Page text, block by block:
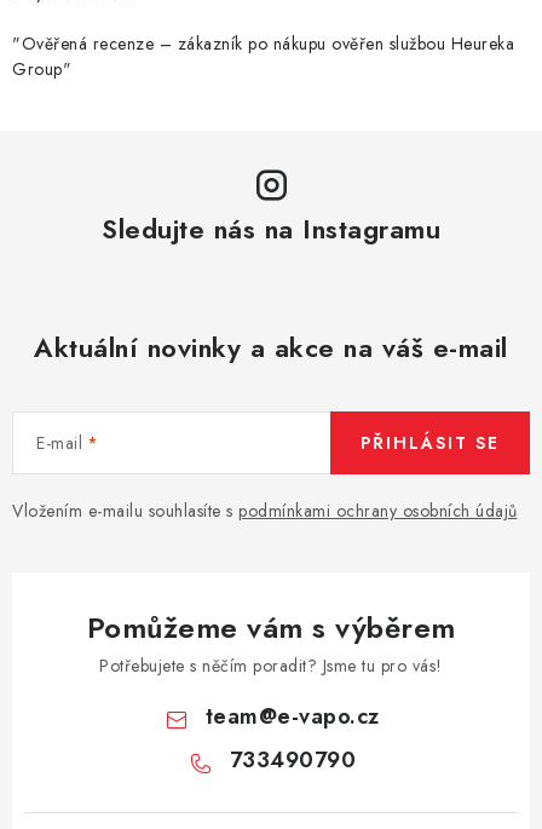
"Ověřená recenze – zákazník po nákupu ověřen službou Heureka
Group"
Sledujte nás na Instagramu
Aktuální novinky a akce na váš e-mail
E-mail
Vložením e-mailu souhlasíte s podmínkami ochrany osobních údajů
PŘIHLÁSIT SE
Pomůžeme vám s výběrem
Potřebujete s něčím poradit? Jsme tu pro vás!
team@e-vapo.cz
733490790